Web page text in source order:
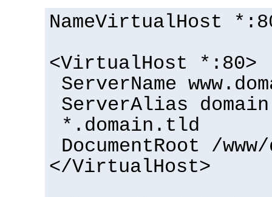
NameVirtualHost
<VirtualHost *:80>
ServerName
ServerAlias
*.domain.tld
DocumentRoot /
</VirtualHost>